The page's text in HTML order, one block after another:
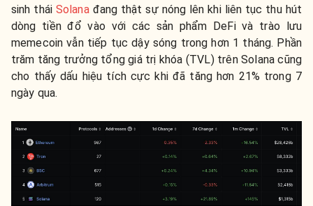
sinh thái Solanađang thật sự nóng lên khi liên tục thu hút
dòng tiền đổ vào với các sản phẩm DeFi và trào lưu
memecoin vẫn tiếp tục dậy sóng trong hơn 1 tháng. Phần
trăm tăng trưởng tổng giá trị khóa (TVL) trên Solana cũng
cho thấy dấu hiệu tích cực khi đã tăng hơn 21% trong 7
ngày qua.